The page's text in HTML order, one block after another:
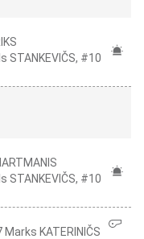
STANKEVIČS, #10
STANKEVIČS, #10
KATERINIČS